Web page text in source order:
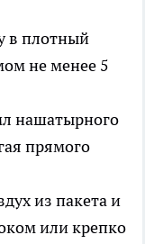
в плотный
не менее 5
нашатырного
прямого
из пакета и
или крепко